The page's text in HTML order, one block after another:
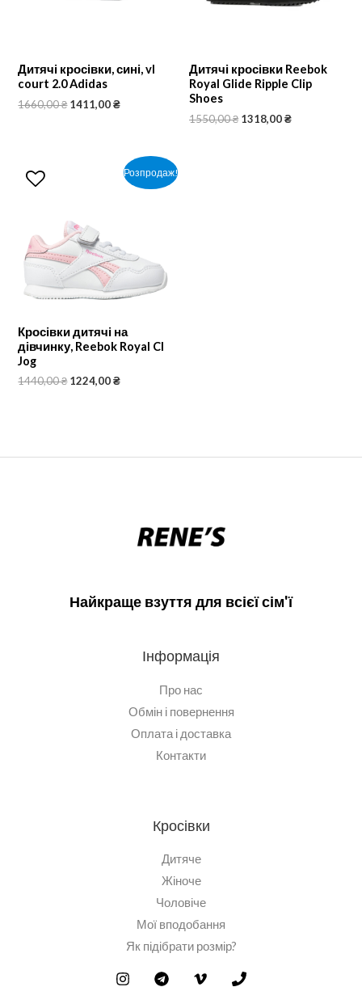
Дитячі кросівки, сині, vl
court 2.0 Adidas
1660,00₴ 1411,00₴
Дитячі кросівки Reebok
Royal Glide Ripple Clip
Shoes
1550,00₴ 1318,00₴
Розпродаж!
Кросівки дитячі на
дівчинку, Reebok Royal Cl
Jog
1440,00₴ 1224,00₴
Найкраще взуття для всієї сім'ї
Інформація
Про нас
Обмін і повернення
Оплата і доставка
Контакти
Кросівки
Дитяче
Жіноче
Чоловіче
Мої вподобання
Як підібрати розмір?